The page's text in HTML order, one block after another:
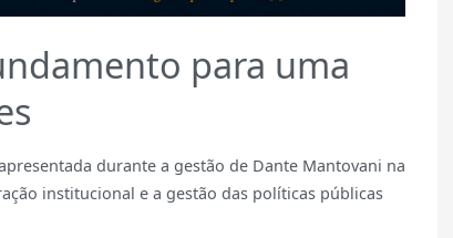
para uma
durante a gestão de Dante Mantovani na
institucional e a gestão das políticas públicas